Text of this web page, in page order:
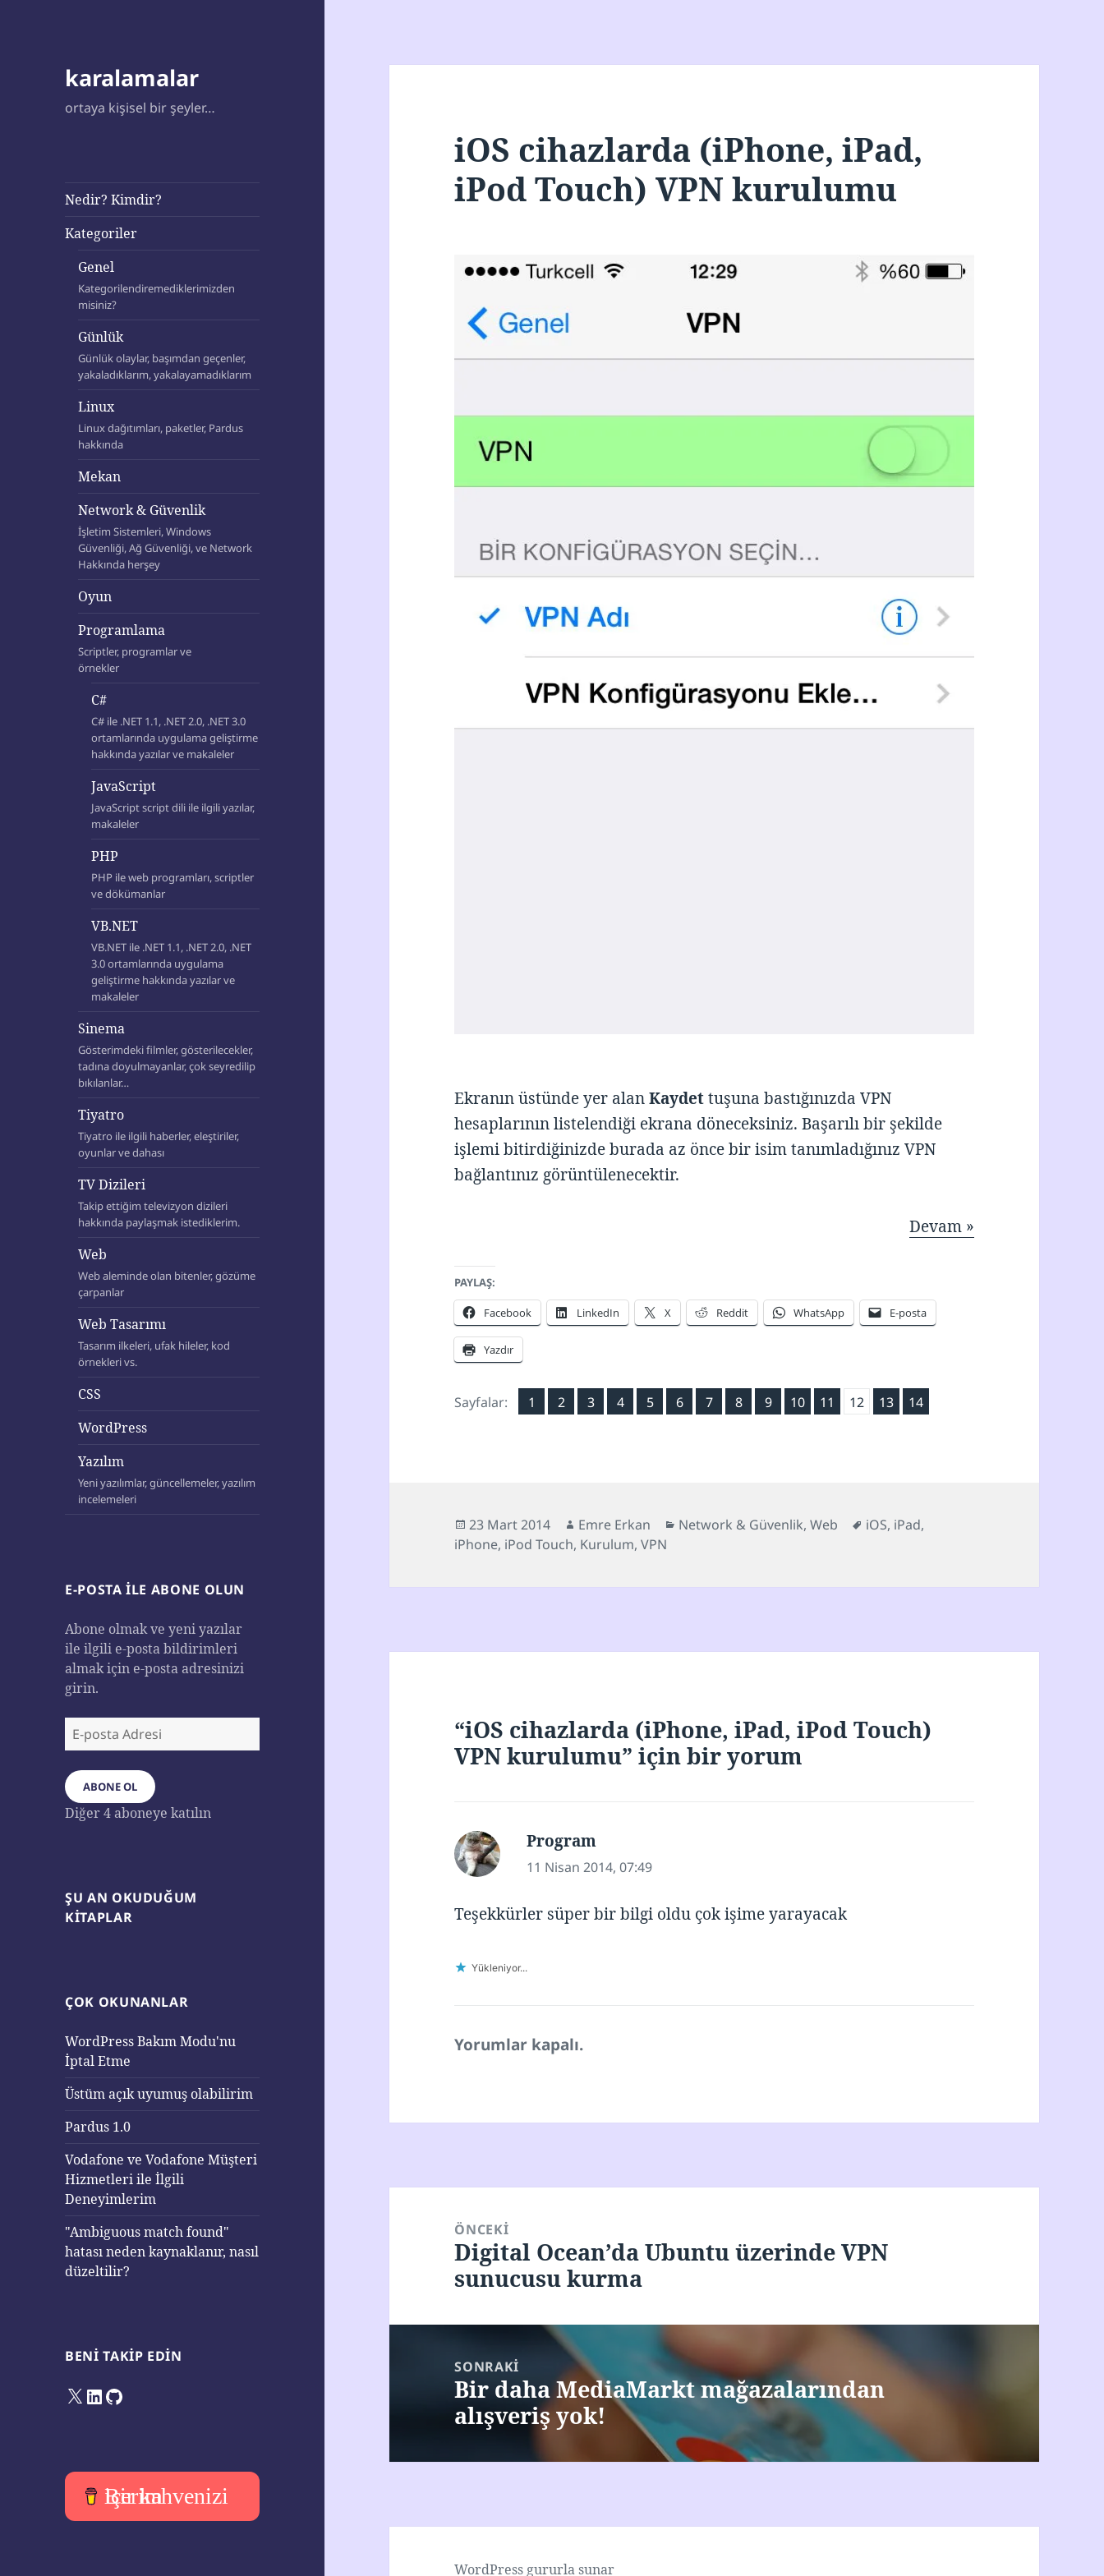
karalamalar
ortaya kişisel bir şeyler…
Nedir? Kimdir?
Kategoriler
Genel
Kategorilendiremediklerimizden
misiniz?
Günlük
Günlük olaylar, başımdan geçenler,
yakaladıklarım, yakalayamadıklarım
Linux
Linux dağıtımları, paketler, Pardus
hakkında
Mekan
Network & Güvenlik
İşletim Sistemleri, Windows
Güvenliği, Ağ Güvenliği, ve Network
Hakkında herşey
Oyun
Programlama
Scriptler, programlar ve
örnekler
C#
C# ile .NET 1.1, .NET 2.0, .NET 3.0
ortamlarında uygulama geliştirme
hakkında yazılar ve makaleler
JavaScript
JavaScript script dili ile ilgili yazılar,
makaleler
PHP
PHP ile web programları, scriptler
ve dökümanlar
VB.NET
VB.NET ile .NET 1.1, .NET 2.0, .NET
3.0 ortamlarında uygulama
geliştirme hakkında yazılar ve
makaleler
Sinema
Gösterimdeki filmler, gösterilecekler,
tadına doyulmayanlar, çok seyredilip
bıkılanlar…
Tiyatro
Tiyatro ile ilgili haberler, eleştiriler,
oyunlar ve dahası
TV Dizileri
Takip ettiğim televizyon dizileri
hakkında paylaşmak istediklerim.
Web
Web aleminde olan bitenler, gözüme
çarpanlar
Web Tasarımı
Tasarım ilkeleri, ufak hileler, kod
örnekleri vs.
CSS
WordPress
Yazılım
Yeni yazılımlar, güncellemeler, yazılım
incelemeleri
E-POSTA ILE ABONE OLUN
Abone olmak ve yeni yazılar
ile ilgili e-posta bildirimleri
almak için e-posta adresinizi
girin.
E-
posta
Adresi
ABONE OL
Diğer 4 aboneye katılın
ŞU AN OKUDUĞUM
KITAPLAR
ÇOK OKUNANLAR
WordPress Bakım Modu'nu
İptal Etme
Üstüm açık uyumuş olabilirim
Pardus 1.0
Vodafone ve Vodafone Müşteri
Hizmetleri ile İlgili
Deneyimlerim
"Ambiguous match found"
hatası neden kaynaklanır, nasıl
düzeltilir?
BENI TAKIP EDIN
X LinkedIn
GitHub
Bir kahvenizi içerim
iOS cihazlarda (iPhone, iPad,
iPod Touch) VPN kurulumu
Ekranın üstünde yer alanKaydettuşuna bastığınızda VPN
hesaplarının listelendiği ekrana döneceksiniz. Başarılı bir şekilde
işlemi bitirdiğinizde burada az önce bir isim tanımladığınız VPN
bağlantınız görüntülenecektir.
Devam »
PAYLAŞ:
Facebook LinkedIn X Reddit WhatsApp E-posta
Yazdır
Sayfalar: Sayfa
1 ,
Sayfa
2 ,
Sayfa
3 ,
Sayfa
4 ,
Sayfa
5 ,
Sayfa
6 ,
Sayfa
7 ,
Sayfa
8 ,
Sayfa
9 ,
Sayfa
10 ,
Sayfa
11 ,
Sayfa
12 ,
Sayfa
13 ,
Sayfa
14
Yayın
tarihi
23 Mart 2014 Yazar
Emre Erkan Kategoriler
Network & Güvenlik,Web Etiketler
iOS, iPad,
iPhone, iPod Touch, Kurulum,VPN
“iOS cihazlarda (iPhone, iPad, iPod Touch)
VPN kurulumu” için bir yorum
Program
ki:
11 Nisan 2014, 07:49
Teşekkürler süper bir bilgi oldu çok işime yarayacak
Yükleniyor...
Yorumlar kapalı.
gezinmesiÖNCEKI
Önceki
yazı:
Digital Ocean’da Ubuntu üzerinde VPN
sunucusu kurma
SONRAKI
Sonraki
yazı:
Bir daha MediaMarkt mağazalarından
alışveriş yok!
WordPress gururla sunar